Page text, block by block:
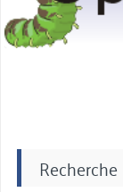
Recherche